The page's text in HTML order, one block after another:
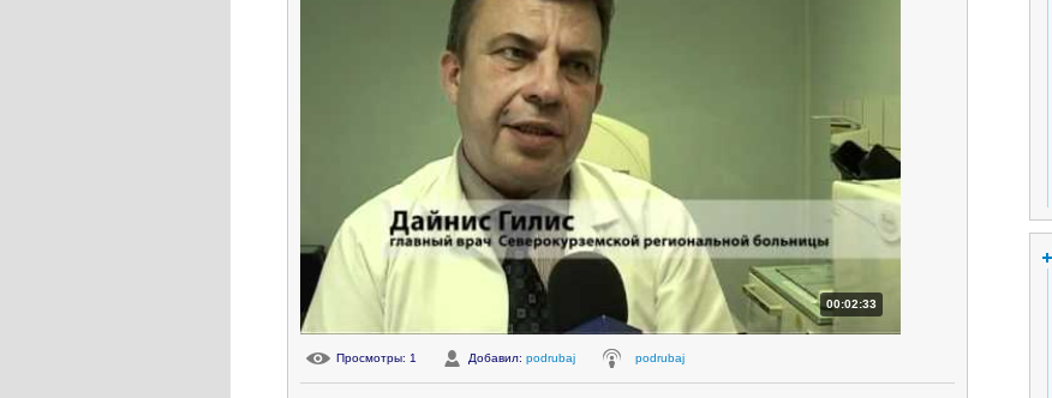
00:02:33
Просмотры: 1 Добавил: podrubaj podrubaj